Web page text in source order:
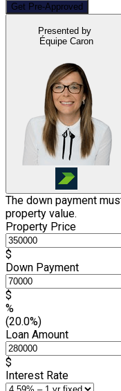
Get Pre-Approved
Presented by
Équipe Caron
The down payment
property value.
Property Price
$
Down Payment
$
%
(20.0%)
Loan Amount
$
Interest Rate